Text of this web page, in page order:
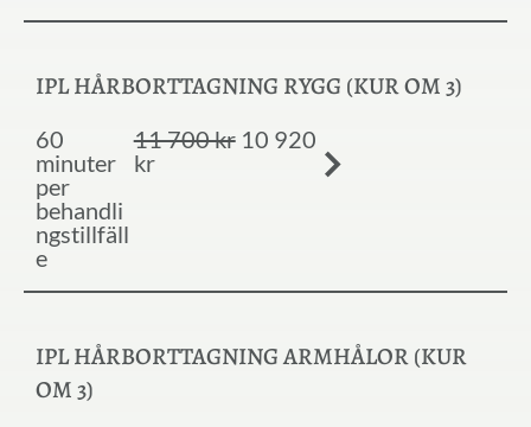
IPL HÅRBORTTAGNING RYGG (KUR OM 3)
60
minuter
per
behandli
ngstillfäll
e
11 700 kr10 920
kr
IPL HÅRBORTTAGNING ARMHÅLOR (KUR
OM 3)